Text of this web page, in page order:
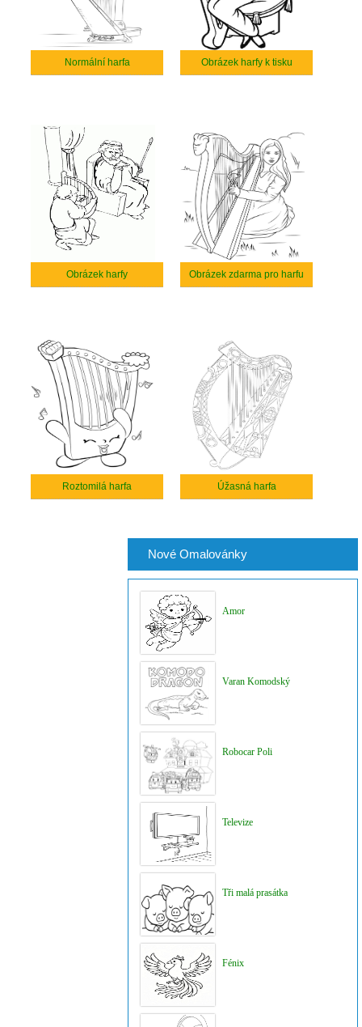
Normální harfa Obrázek harfy k tisku
Obrázek harfy Obrázek zdarma pro harfu
Roztomilá harfa Úžasná harfa
Nové Omalovánky
Amor
Varan Komodský
Robocar Poli
Televize
Tři malá prasátka
Fénix